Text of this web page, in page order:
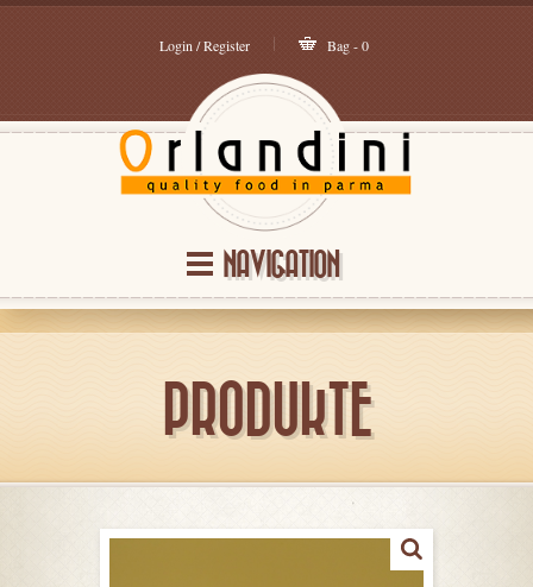
Login / Register Bag - 0
NAVIGATION
PRODUKTE